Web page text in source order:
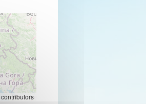
contributors